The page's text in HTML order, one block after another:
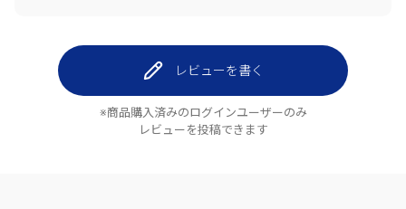
レビューを書く
※商品購入済みのログインユーザーのみ
レビューを投稿できます